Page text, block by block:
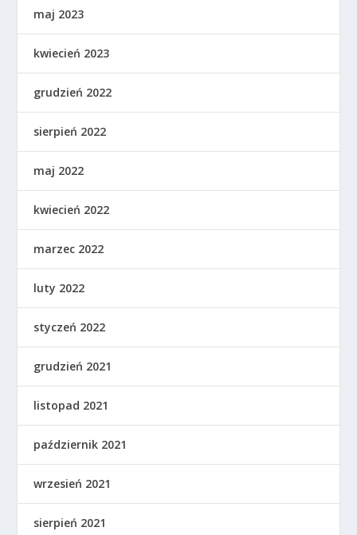
maj 2023
kwiecień 2023
grudzień 2022
sierpień 2022
maj 2022
kwiecień 2022
marzec 2022
luty 2022
styczeń 2022
grudzień 2021
listopad 2021
październik 2021
wrzesień 2021
sierpień 2021